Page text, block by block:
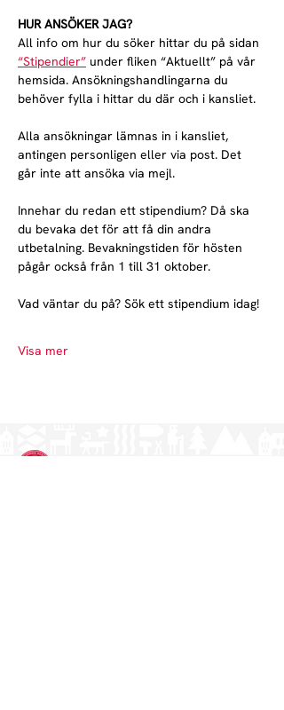
HUR ANSÖKER JAG?
All info om hur du söker hittar du på sidan
“Stipendier” under fliken “Aktuellt” på vår
hemsida. Ansökningshandlingarna du
behöver fylla i hittar du där och i kansliet.
Alla ansökningar lämnas in i kansliet,
antingen personligen eller via post. Det
går inte att ansöka via mejl.
Innehar du redan ett stipendium? Då ska
du bevaka det för att få din andra
utbetalning. Bevakningstiden för hösten
pågår också från 1 till 31 oktober.
Vad väntar du på? Sök ett stipendium idag!
Visa mer